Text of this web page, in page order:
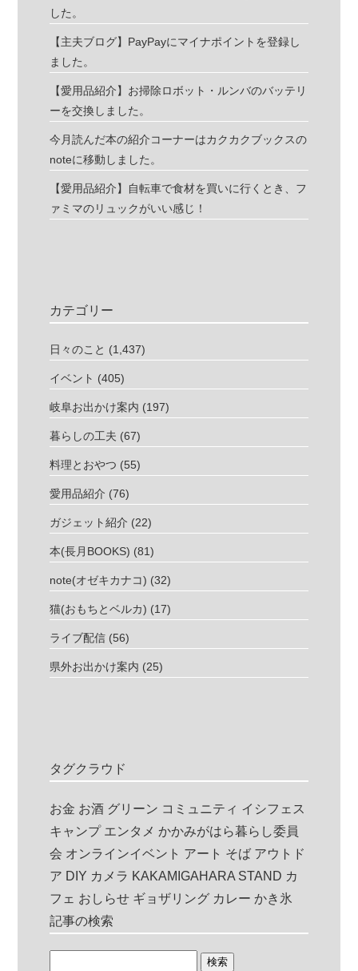
した。
【主夫ブログ】PayPayにマイナポイントを登録し
ました。
【愛用品紹介】お掃除ロボット・ルンバのバッテリ
ーを交換しました。
今月読んだ本の紹介コーナーはカクカクブックスの
noteに移動しました。
【愛用品紹介】自転車で食材を買いに行くとき、フ
ァミマのリュックがいい感じ！
カテゴリー
日々のこと (1,437)
イベント (405)
岐阜お出かけ案内 (197)
暮らしの工夫 (67)
料理とおやつ (55)
愛用品紹介 (76)
ガジェット紹介 (22)
本(長月BOOKS) (81)
note(オゼキカナコ) (32)
猫(おもちとベルカ) (17)
ライブ配信 (56)
県外お出かけ案内 (25)
タグクラウド
お金 お酒 グリーン コミュニティ イシフェス
キャンプ エンタメ かかみがはら暮らし委員
会 オンラインイベント アート そば アウトド
ア DIY カメラ KAKAMIGAHARA STAND カ
フェ おしらせ ギョザリング カレー かき氷
記事の検索